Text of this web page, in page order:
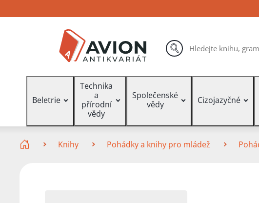
na
na
na
Vyhledávání hledat
Beletrie
Technika
a
přírodní
vědy
Společenské
vědy
Cizojazyčné
Knihy Pohádky a knihy pro mládež